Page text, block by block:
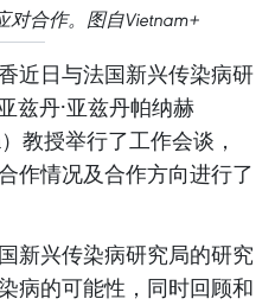
对合作。图自Vietnam+
近日与法国新兴传染病研
兹丹·亚兹丹帕纳赫
教授举行了工作会谈，
作情况及合作方向进行了
新兴传染病研究局的研究
病的可能性，同时回顾和